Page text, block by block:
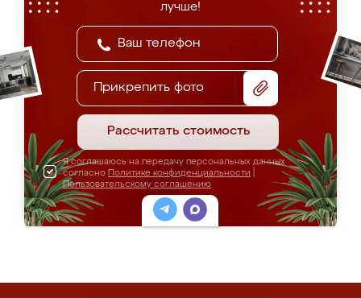
лучше!
Прикрепить фото
Рассчитать стоимость
Я соглашаюсь на передачу персональных данных
согласно Политике конфиденциальности
Пользовательскому соглашению